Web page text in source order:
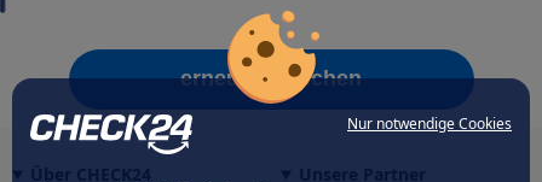
Nur notwendige Cookies
erneut versuchen